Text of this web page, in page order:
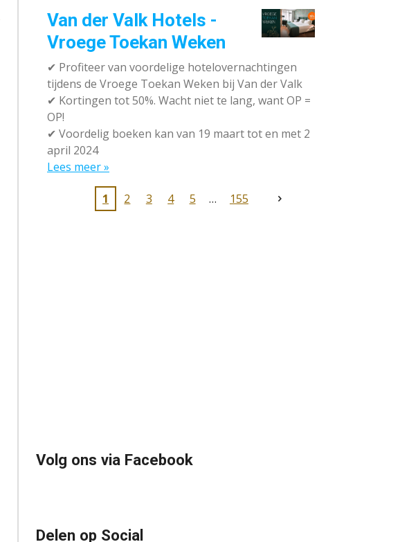
Van der Valk Hotels -
Vroege Toekan Weken
✔ Profiteer van voordelige hotelovernachtingen
tijdens de Vroege Toekan Weken bij Van der Valk
✔ Kortingen tot 50%. Wacht niet te lang, want OP =
OP!
✔ Voordelig boeken kan van 19 maart tot en met 2
april 2024
Lees meer »
1 2 3 4 5 155
Volg ons via Facebook
Delen op Social